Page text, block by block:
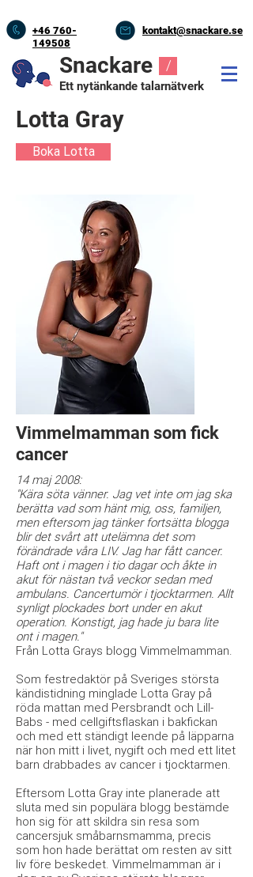
+46 760-
149508
kontakt@snackare.se
Snackare
Ett nytänkande talarnätverk
/
Lotta Gray
Boka Lotta
Vimmelmamman som fick
cancer
14 maj 2008:
"Kära söta vänner. Jag vet inte om jag ska
berätta vad som hänt mig, oss, familjen,
men eftersom jag tänker fortsätta blogga
blir det svårt att utelämna det som
förändrade våra LIV. Jag har fått cancer.
Haft ont i magen i tio dagar och åkte in
akut för nästan två veckor sedan med
ambulans. Cancertumör i tjocktarmen. Allt
synligt plockades bort under en akut
operation. Konstigt, jag hade ju bara lite
ont i magen."
Från Lotta Grays blogg Vimmelmamman.
Som festredaktör på Sveriges största
kändistidning minglade Lotta Gray på
röda mattan med Persbrandt och Lill-
Babs - med cellgiftsflaskan i bakfickan
och med ett ständigt leende på läpparna
när hon mitt i livet, nygift och med ett litet
barn drabbades av cancer i tjocktarmen.
Eftersom Lotta Gray inte planerade att
sluta med sin populära blogg bestämde
hon sig för att skildra sin resa som
cancersjuk småbarnsmamma, precis
som hon hade berättat om resten av sitt
liv före beskedet. Vimmelmamman är i